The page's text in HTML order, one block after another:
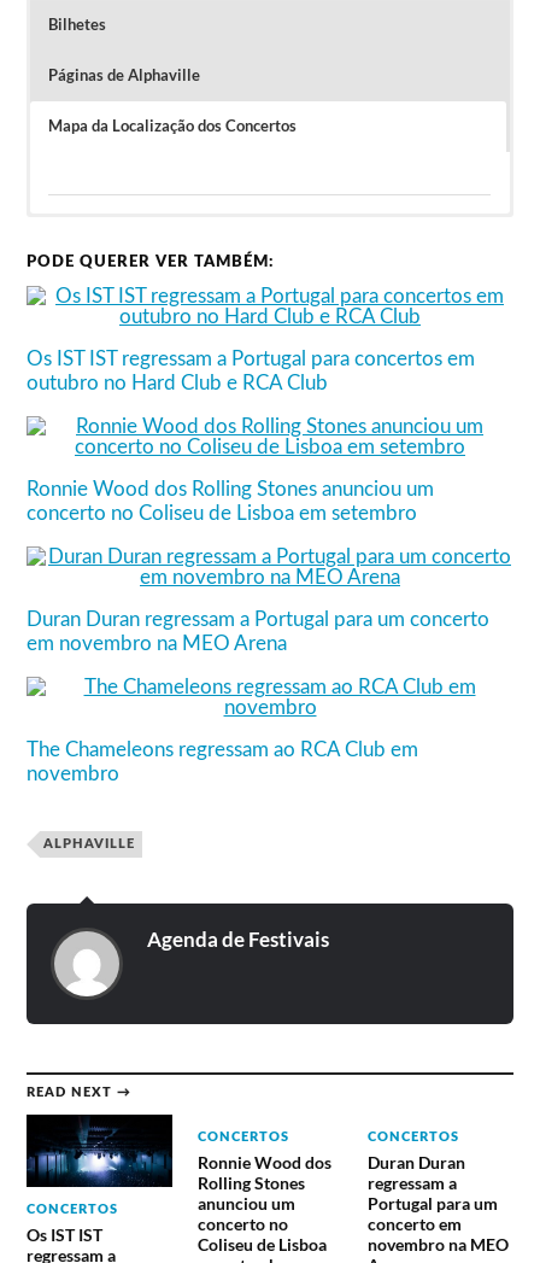
Bilhetes
Páginas de Alphaville
Mapa da Localização dos Concertos
PODE QUERER VER TAMBÉM:
Os IST IST regressam a Portugal para concertos em
outubro no Hard Club e RCA Club
Ronnie Wood dos Rolling Stones anunciou um
concerto no Coliseu de Lisboa em setembro
Duran Duran regressam a Portugal para um concerto
em novembro na MEO Arena
The Chameleons regressam ao RCA Club em
novembro
ALPHAVILLE
Agenda de Festivais
READ NEXT →
CONCERTOS
Os IST IST
regressam a
CONCERTOS
Ronnie Wood dos
Rolling Stones
anunciou um
concerto no
Coliseu de Lisboa
CONCERTOS
Duran Duran
regressam a
Portugal para um
concerto em
novembro na MEO